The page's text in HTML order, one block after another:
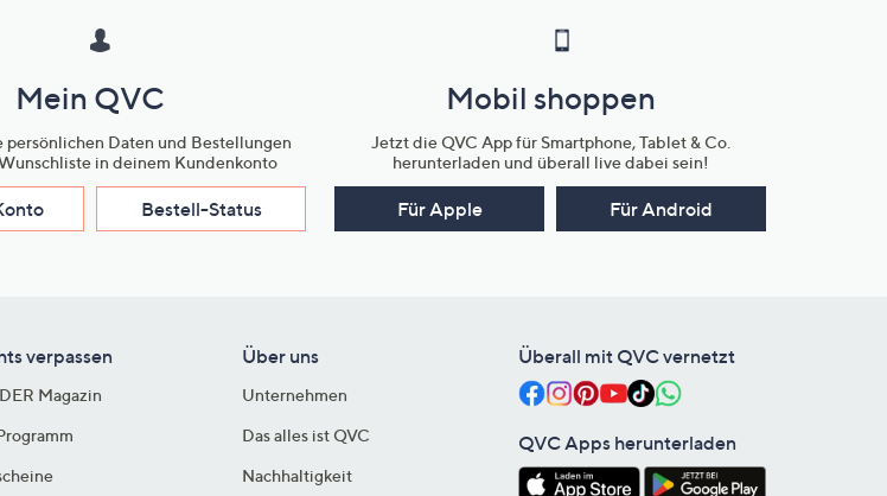
Mein QVC
persönlichen Daten und Bestellungen
in deinem Kundenkonto
Bestell-Status
Mobil shoppen
Jetzt die QVC App für Smartphone, Tablet & Co.
herunterladen und überall live dabei sein!
Für Apple Für Android
verpassen
Magazin
Über uns
Unternehmen
Das alles ist QVC
Nachhaltigkeit
Überall mit QVC vernetzt
QVC Apps herunterladen